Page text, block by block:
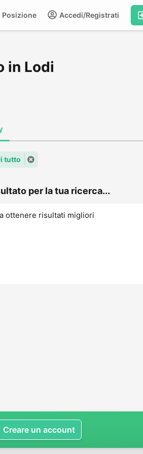
Accedi/Registrati
Posizione
in Lodi
tutto
per la tua ricerca...
ottenere risultati migliori
Creare un account